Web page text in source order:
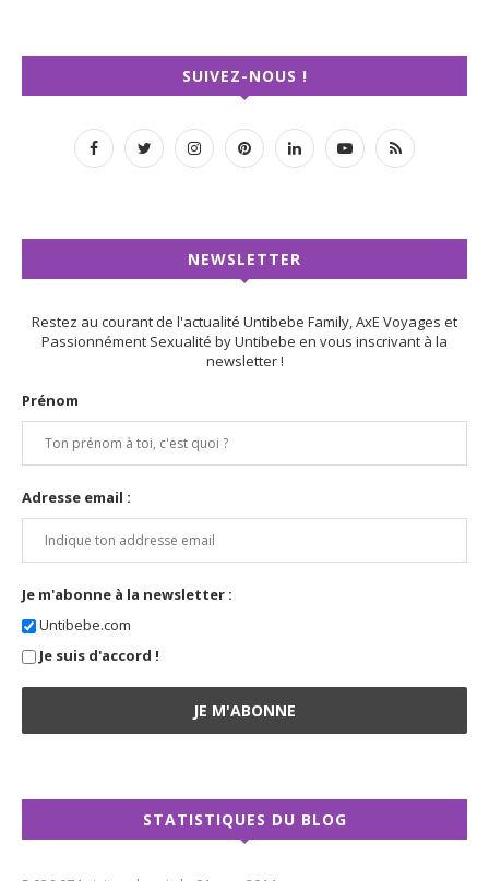
SUIVEZ-NOUS !
NEWSLETTER
Restez au courant de l'actualité Untibebe Family, AxE Voyages et
Passionnément Sexualité by Untibebe en vous inscrivant à la
newsletter !
Prénom
Adresse email :
Je m'abonne à la newsletter :
Untibebe.com
Je suis d'accord !
STATISTIQUES DU BLOG